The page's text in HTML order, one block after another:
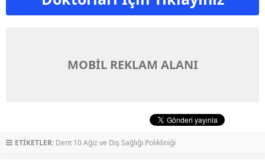
MOBİL REKLAM ALANI
ETİKETLER: Dent 10 Ağız ve Diş Sağlığı Polikliniği